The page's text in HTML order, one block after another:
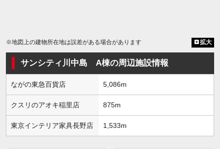
※地図上の建物所在地は誤差がある場合があります 拡大
サンシティ川中島 A棟の周辺施設情報
ながの東急百貨店 5,086m
クスリのアオキ稲里店 875m
東京インテリア家具長野店 1,533m